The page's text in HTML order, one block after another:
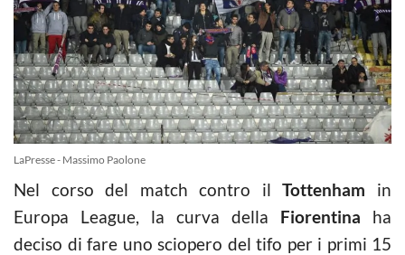
LaPresse - Massimo Paolone
Nel corso del match contro ilTottenham in
Europa League, la curva della Fiorentina ha
deciso di fare uno sciopero del tifo per i primi 15